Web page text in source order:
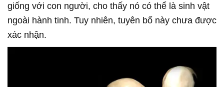
giống với con người, cho thấy nó có thể là sinh vật
ngoài hành tinh. Tuy nhiên, tuyên bố này chưa được
xác nhận.